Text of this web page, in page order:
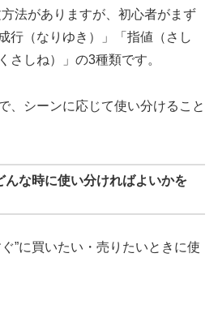
法がありますが、初心者がまず
行（なりゆき）」「指値（さし
さしね）」の3種類です。
、シーンに応じて使い分けること
んな時に使い分ければよいかを
ぐ”に買いたい・売りたいときに使